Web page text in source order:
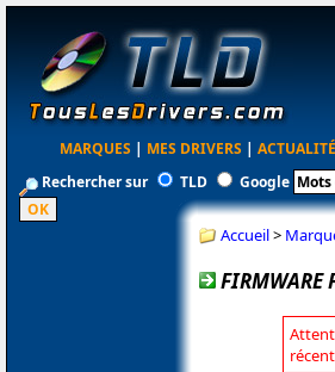
MARQUES | MES DRIVERS |
Rechercher sur
TLD Google
Accueil>
FIRMWARE